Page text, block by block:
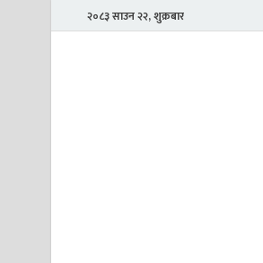
२०८३ साउन २२, शुक्रबार